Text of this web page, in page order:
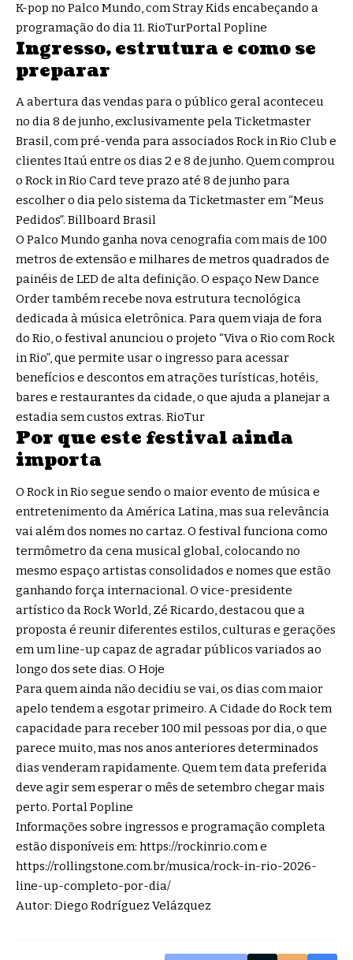
K-pop no Palco Mundo, com Stray Kids encabeçando a
programação do dia 11. RioTurPortal Popline
Ingresso, estrutura e como se
preparar
A abertura das vendas para o público geral aconteceu
no dia 8 de junho, exclusivamente pela Ticketmaster
Brasil, com pré-venda para associados Rock in Rio Club e
clientes Itaú entre os dias 2 e 8 de junho. Quem comprou
o Rock in Rio Card teve prazo até 8 de junho para
escolher o dia pelo sistema da Ticketmaster em “Meus
Pedidos”. Billboard Brasil
O Palco Mundo ganha nova cenografia com mais de 100
metros de extensão e milhares de metros quadrados de
painéis de LED de alta definição. O espaço New Dance
Order também recebe nova estrutura tecnológica
dedicada à música eletrônica. Para quem viaja de fora
do Rio, o festival anunciou o projeto “Viva o Rio com Rock
in Rio”, que permite usar o ingresso para acessar
benefícios e descontos em atrações turísticas, hotéis,
bares e restaurantes da cidade, o que ajuda a planejar a
estadia sem custos extras. RioTur
Por que este festival ainda
importa
O Rock in Rio segue sendo o maior evento de música e
entretenimento da América Latina, mas sua relevância
vai além dos nomes no cartaz. O festival funciona como
termômetro da cena musical global, colocando no
mesmo espaço artistas consolidados e nomes que estão
ganhando força internacional. O vice-presidente
artístico da Rock World, Zé Ricardo, destacou que a
proposta é reunir diferentes estilos, culturas e gerações
em um line-up capaz de agradar públicos variados ao
longo dos sete dias. O Hoje
Para quem ainda não decidiu se vai, os dias com maior
apelo tendem a esgotar primeiro. A Cidade do Rock tem
capacidade para receber 100 mil pessoas por dia, o que
parece muito, mas nos anos anteriores determinados
dias venderam rapidamente. Quem tem data preferida
deve agir sem esperar o mês de setembro chegar mais
perto. Portal Popline
Informações sobre ingressos e programação completa
estão disponíveis em: https://rockinrio.com e
https://rollingstone.com.br/musica/rock-in-rio-2026-
line-up-completo-por-dia/
Autor: Diego Rodríguez Velázquez